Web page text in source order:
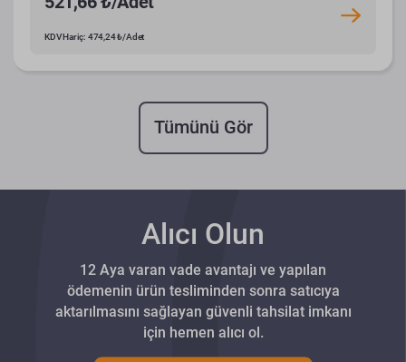
KDV Hariç: 474,24 ₺/Adet
Tümünü Gör
Alıcı Olun
12 Aya varan vade avantajı ve yapılan
ödemenin ürün tesliminden sonra satıcıya
aktarılmasını sağlayan güvenli tahsilat imkanı
için hemen alıcı ol.